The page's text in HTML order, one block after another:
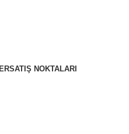
SATIŞ NOKTALARI